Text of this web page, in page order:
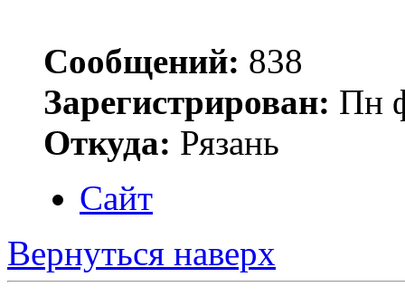
Сообщений: 838
Зарегистрирован: Пн
Откуда: Рязань
Сайт
Вернуться наверх